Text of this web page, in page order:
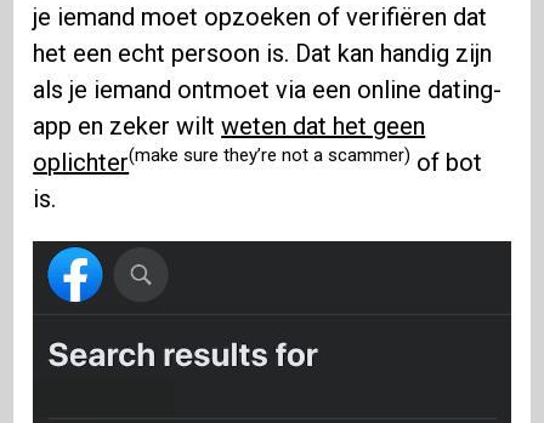
je iemand moet opzoeken of verifiëren dat
het een echt persoon is. Dat kan handig zijn
als je iemand ontmoet via een online dating-
app en zeker wiltweten dat het geen
oplichter(make sure they’re not a scammer) of bot
is.